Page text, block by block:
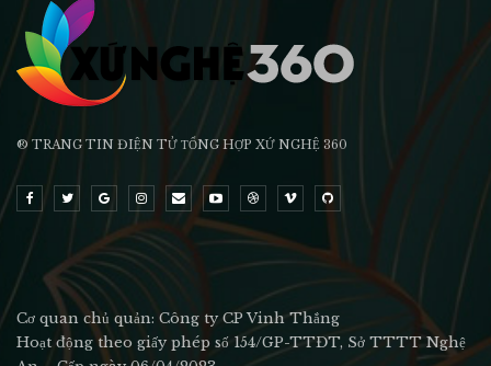
® TRANG TIN ĐIỆN TỬ ТỔNG HỢP XỨ NGHỆ 360
Cơ quan chủ quản: Công ty CP Vinh Thắng
Hoạt động theo giấy phép số 154/GP-TTĐT, Sở TTTT Nghệ